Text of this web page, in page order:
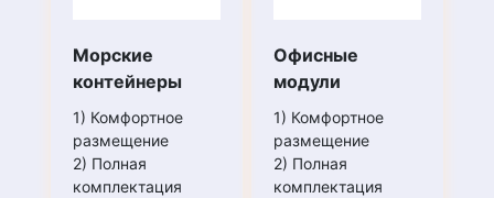
Морские
контейнеры
1) Комфортное
размещение
2) Полная
комплектация
Офисные
модули
1) Комфортное
размещение
2) Полная
комплектация